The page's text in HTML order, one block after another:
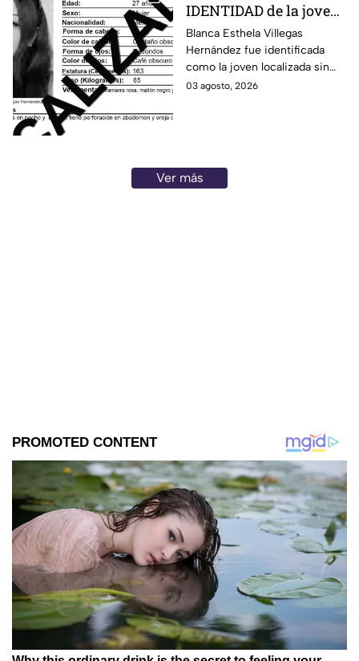
IDENTIDAD de la joven
hallada s1n v1da en
Celaya, Guanajuato;
llevaba dos días
desaparecida
Blanca Esthela Villegas
Hernández fue identificada
como la joven localizada sin
vida en Celaya, Guanajuato,
03 agosto, 2026
Ver más